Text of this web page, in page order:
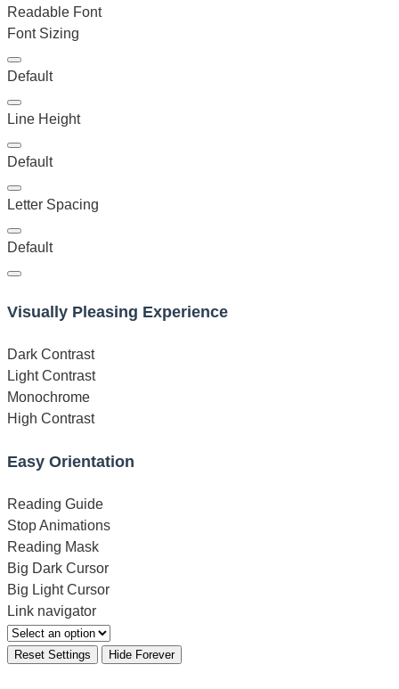
Readable Font
Font Sizing
Default
Line Height
Default
Letter Spacing
Default
Visually Pleasing Experience
Dark Contrast
Light Contrast
Monochrome
High Contrast
Easy Orientation
Reading Guide
Stop Animations
Reading Mask
Big Dark Cursor
Big Light Cursor
Link navigator
Reset Settings Hide Forever